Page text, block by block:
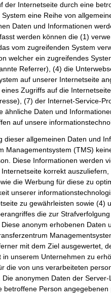
der Internetseite durch eine
eine Reihe von
Daten und Informationen
werden können die (1)
vom zugreifenden System
welcher ein zugreifendes
Referrer), (4) die
auf unserer Internetseite
Zugriffs auf die
(7) der Internet-Service-
ähnliche Daten und
auf unsere
dieser allgemeinen Daten und
Managementsystem (TMS)
Diese Informationen werden
korrekt
die Werbung für diese zu
unserer
zu gewährleisten sowie (4)
die zur
anonym erhobenen Daten
mit dem Ziel ausgewertet,
in unserem Unternehmen zu
die von uns verarbeiteten
Die anonymen Daten der
betroffene Person